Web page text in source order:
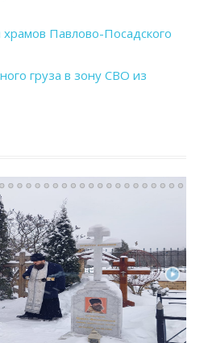
Павлово-Посадского
груза в зону СВО из